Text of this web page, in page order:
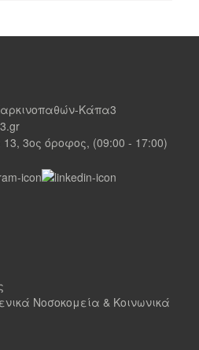
Κάπα3
3ος όροφος, (09:00 - 17:00)
Νοσοκομεία & Κοινωνικά